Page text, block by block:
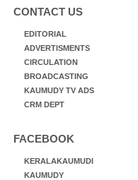
CONTACT US
EDITORIAL
ADVERTISMENTS
CIRCULATION
BROADCASTING
KAUMUDY TV ADS
CRM DEPT
FACEBOOK
KERALAKAUMUDI
KAUMUDY